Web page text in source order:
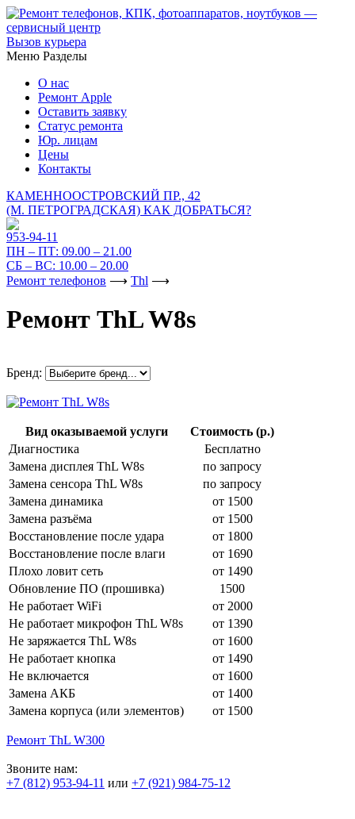
Вызов курьера
Меню Разделы
О нас
Ремонт Apple
Оставить заявку
Статус ремонта
Юр. лицам
Цены
Контакты
КАМЕННООСТРОВСКИЙ ПР., 42
(М. ПЕТРОГРАДСКАЯ) КАК ДОБРАТЬСЯ?
953-94-11
ПН – ПТ: 09.00 – 21.00
СБ – ВС: 10.00 – 20.00
Ремонт телефонов ⟶ Thl ⟶
Ремонт ThL W8s
Бренд:
Вид оказываемой услуги
Стоимость (р.)
Диагностика
Бесплатно
Замена дисплея ThL W8s
по запросу
Замена сенсора ThL W8s
по запросу
Замена динамика
от 1500
Замена разъёма
от 1500
Восстановление после удара
от 1800
Восстановление после влаги
от 1690
Плохо ловит сеть
от 1490
Обновление ПО (прошивка)
1500
Не работает WiFi
от 2000
Не работает микрофон ThL W8s
от 1390
Не заряжается ThL W8s
от 1600
Не работает кнопка
от 1490
Не включается
от 1600
Замена АКБ
от 1400
Замена корпуса (или элементов)
от 1500
Ремонт ThL W300
Звоните нам:
+7 (812) 953-94-11 или +7 (921) 984-75-12